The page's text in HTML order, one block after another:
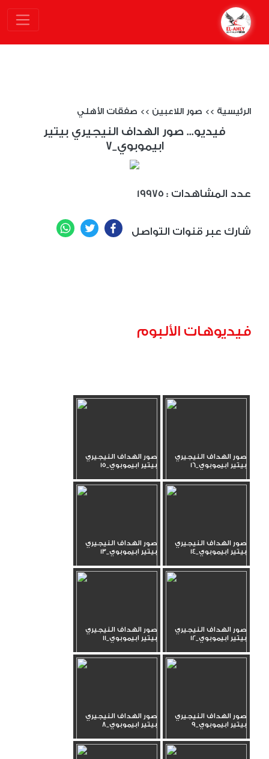
الرئيسية >> صور اللاعبين >> صفقات الأهلي
فيديو... صور الهداف النيجيري بيتير
ابيموبوي_7
19975 : عدد المشاهدات
شارك عبر قنوات التواصل Facebook
Twitter
فيديوهات الألبوم
صور الهداف النيجيري
بيتير ابيموبوي_16
صور الهداف النيجيري
بيتير ابيموبوي_15
صور الهداف النيجيري
بيتير ابيموبوي_14
صور الهداف النيجيري
بيتير ابيموبوي_13
صور الهداف النيجيري
بيتير ابيموبوي_12
صور الهداف النيجيري
بيتير ابيموبوي_11
صور الهداف النيجيري
بيتير ابيموبوي_9
صور الهداف النيجيري
بيتير ابيموبوي_8